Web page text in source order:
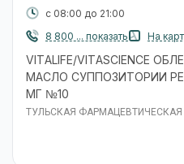
с 08:00 до 21:00
8 800 ... показать
На
VITALIFE/VITASCIENCE
МАСЛО СУППОЗИТОРИИ
МГ №10
ТУЛЬСКАЯ